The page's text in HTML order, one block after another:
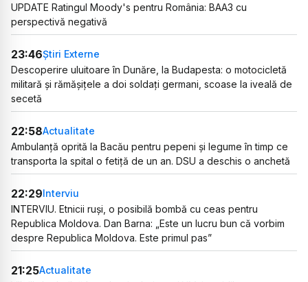
UPDATE Ratingul Moody's pentru România: BAA3 cu
perspectivă negativă
23:46Știri Externe
Descoperire uluitoare în Dunăre, la Budapesta: o motocicletă
militară și rămășițele a doi soldați germani, scoase la iveală de
secetă
22:58Actualitate
Ambulanță oprită la Bacău pentru pepeni și legume în timp ce
transporta la spital o fetiță de un an. DSU a deschis o anchetă
22:29Interviu
INTERVIU. Etnicii ruși, o posibilă bombă cu ceas pentru
Republica Moldova. Dan Barna: „Este un lucru bun că vorbim
despre Republica Moldova. Este primul pas”
21:25Actualitate